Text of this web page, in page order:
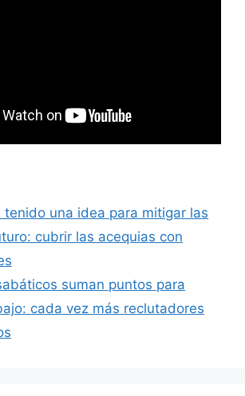
tenido una idea para mitigar las
cubrir las acequias con
suman puntos para
cada vez más reclutadores